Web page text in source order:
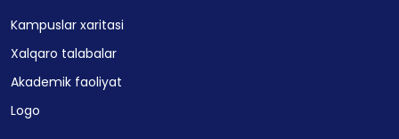
Kampuslar xaritasi
Xalqaro talabalar
Akademik faoliyat
Logo